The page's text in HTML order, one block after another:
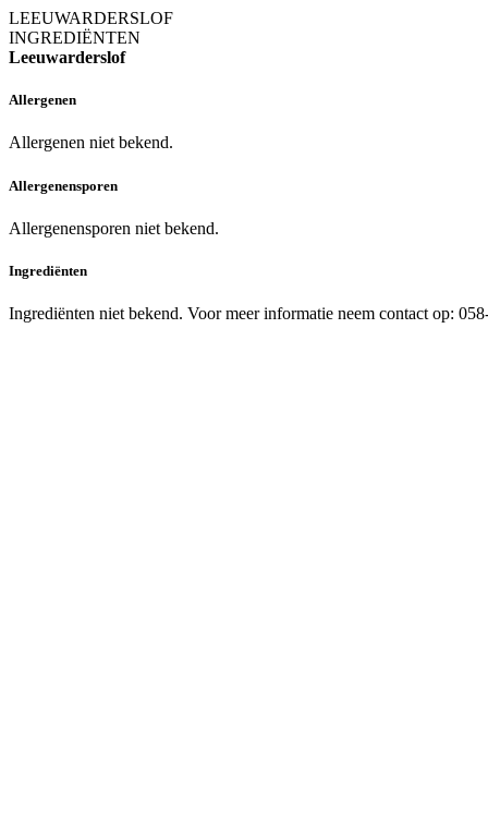
LEEUWARDERSLOF
INGREDIËNTEN
Leeuwarderslof
Allergenen
Allergenen niet bekend.
Allergenensporen
Allergenensporen niet bekend.
Ingrediënten
Ingrediënten niet bekend. Voor meer informatie neem contact op: